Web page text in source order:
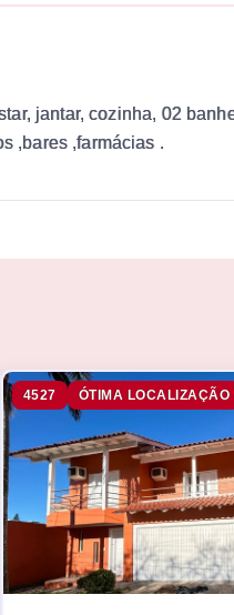
jantar, cozinha, 02
,bares ,farmácias .
4527 ÓTIMA LOCALIZAÇÃO